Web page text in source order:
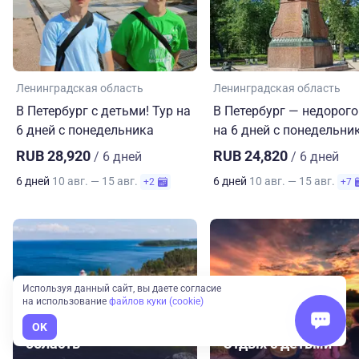
Ленинградская область
В Петербург с детьми! Тур на
6 дней с понедельника
RUB 28,920 / 6 дней
6 дней 10 авг. — 15 авг. +2
Ленинградская область
В Петербург —
на 6 дней с
RUB 24,820 / 6 дней
6 дней 10 авг. — 15 авг. +7
Ленинградская
область
Отдых с детьми
Используя данный сайт, вы даете согласие
на использование файлов куки (cookie)
OK